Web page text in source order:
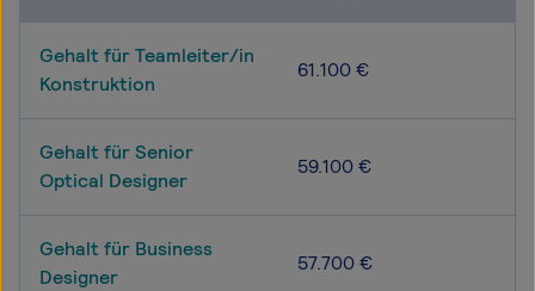
Gehalt für Teamleiter/in
Konstruktion
61.100 €
Gehalt für Senior
Optical Designer
59.100 €
Gehalt für Business
Designer
57.700 €